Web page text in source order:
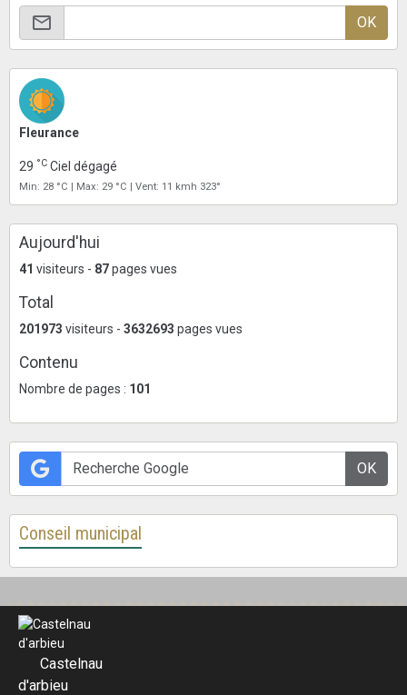
OK
Fleurance
29 °C Ciel dégagé
Min: 28 °C | Max: 29 °C | Vent: 11 kmh 323°
Aujourd'hui
41 visiteurs - 87pages vues
Total
201973 visiteurs - 3632693 pages vues
Contenu
Nombre de pages : 101
OK
Conseil municipal
Castelnau
d'arbieu